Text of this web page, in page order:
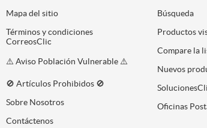
Mapa del sitio
Términos y condiciones
CorreosClic
⚠️ Aviso Población Vulnerable ⚠️
🚫 Artículos Prohibidos 🚫
Sobre Nosotros
Contáctenos
Búsqueda
Productos
Compare la
Nuevos
Oficinas